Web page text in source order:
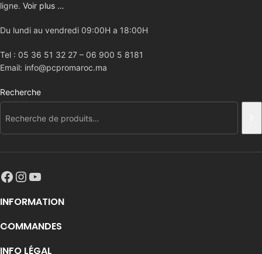
ligne. Voir plus …
Du lundi au vendredi 09:00H a 18:00H
Tel : 05 36 51 32 27 – 06 900 5 8181
Email: info@pcpromaroc.ma
Recherche
INFORMATION
COMMANDES
INFO LÉGAL